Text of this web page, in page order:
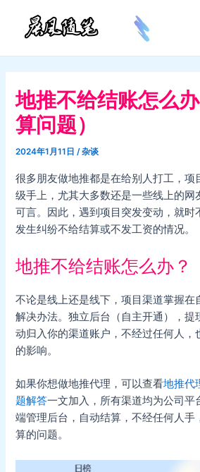
容
地推不给结账怎么
算问题）
2024年1月11日/杂谈
很多朋友做地推都是在给别人打工，项
级手上，尤其大多数还是一些线上的网
可言。因此，遇到项目突发变动，就时
发生纠纷不给结算或不发工资的情况。
地推不给结账怎么办？
不论是线上还是线下，项目渠道掌握在
解决办法。独立后台（自主开通），提
动归入你的渠道账户，不经过任何人，
的影响。
如果你想做地推代理，可以查看地推代
题解答一文加入，所有渠道均为公司平
端管理后台，自动结算，不经任何人手
算的问题。